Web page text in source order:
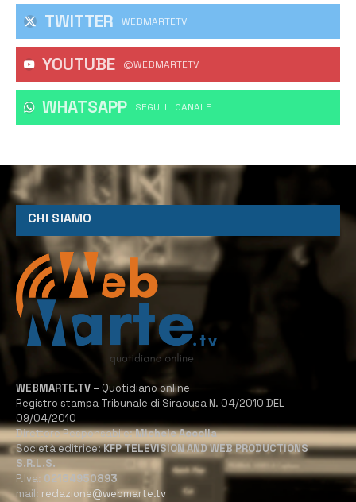
TWITTER WEBMARTETV
YOUTUBE @WEBMARTETV
WHATSAPP ‎SEGUI IL CANALE
CHI SIAMO
WEBMARTE.TV – Quotidiano online
Registro stampa Tribunale di Siracusa N. 04/2010 DEL
09/04/2010
Direttore Responsabile:Michele Accolla
Società editrice:KFP TELEVISION AND WEB PRODUCTIONS
S.R.L.S.
P.Iva: 02184950893
mail: redazione@webmarte.tv